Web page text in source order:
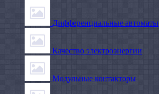
Дифференциальные автоматы
Качество электроэнергии
Модульные контакторы